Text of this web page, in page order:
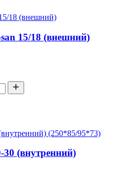
15/18 (внешний)
(внутренний)